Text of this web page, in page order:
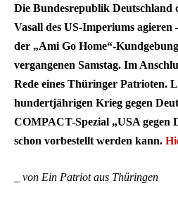
Die Bundesrepublik Deutschland
Vasall des US-Imperiums
der „Ami Go Home“-
vergangenen Samstag. Im
Rede eines Thüringer Patrioten.
hundertjährigen Krieg gegen
COMPACT-Spezial „USA gegen
schon vorbestellt werden kann.
_ von Ein Patriot aus Thüringen